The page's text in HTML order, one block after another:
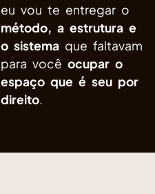
eu vou te entregar o
método, a estrutura e
o sistema que faltavam
para você ocupar o
espaço que é seu por
direito.